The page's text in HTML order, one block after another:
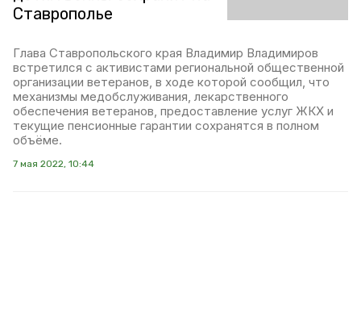
Ставрополье
Глава Ставропольского края Владимир Владимиров
встретился с активистами региональной общественной
организации ветеранов, в ходе которой сообщил, что
механизмы медобслуживания, лекарственного
обеспечения ветеранов, предоставление услуг ЖКХ и
текущие пенсионные гарантии сохранятся в полном
объёме.
7 мая 2022, 10:44